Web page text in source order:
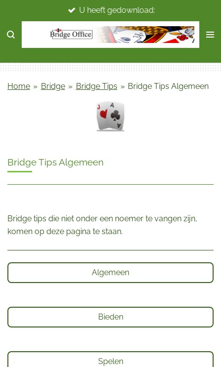
direct
naar
hoofdinhoud
U heeft gedownload:
Home » Bridge » Bridge Tips » Bridge Tips Algemeen
Bridge Tips Algemeen
Bridge tips die niet onder een noemer te vangen zijn,
komen op deze pagina te staan.
Algemeen
Bieden
Spelen